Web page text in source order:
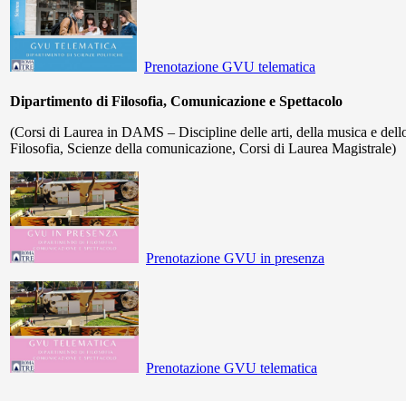
Prenotazione GVU telematica
Dipartimento di Filosofia, Comunicazione e Spettacolo
(Corsi di Laurea in DAMS – Discipline delle arti, della musica e
Filosofia, Scienze della comunicazione, Corsi di Laurea Magistrale)
Prenotazione GVU in presenza
Prenotazione GVU telematica